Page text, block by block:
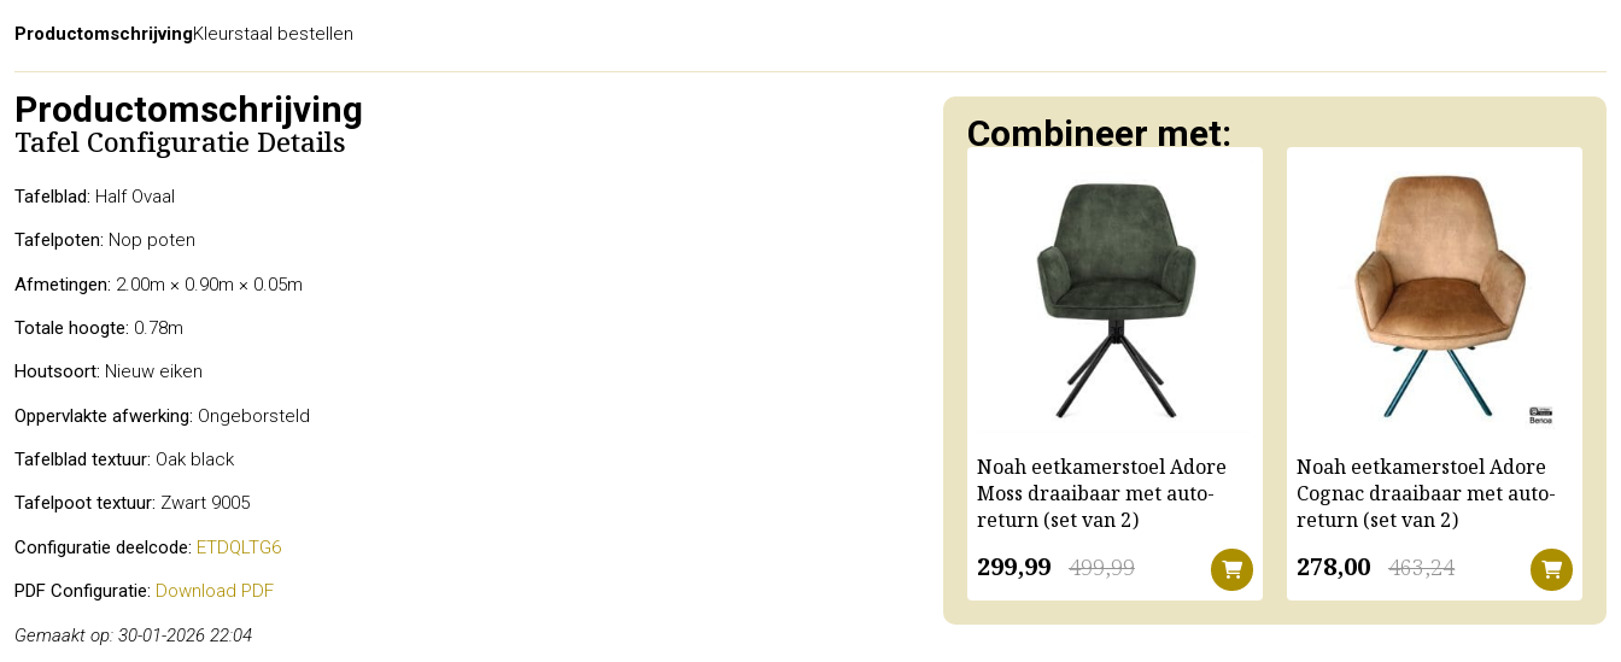
ProductomschrijvingKleurstaal bestellen
Productomschrijving
Tafel Configuratie Details
Tafelblad: Half Ovaal
Tafelpoten: Nop poten
Afmetingen: 2.00m × 0.90m × 0.05m
Totale hoogte: 0.78m
Houtsoort: Nieuw eiken
Oppervlakte afwerking: Ongeborsteld
Tafelblad textuur: Oak black
Tafelpoot textuur: Zwart 9005
Configuratie deelcode: ETDQLTG6
PDF Configuratie: Download PDF
Gemaakt op: 30-01-2026 22:04
Combineer met:
Noah eetkamerstoel Adore
Moss draaibaar met auto-
return (set van 2)
499,99
299,99
Noah eetkamerstoel Adore
Cognac draaibaar met auto-
return (set van 2)
463,24
278,00